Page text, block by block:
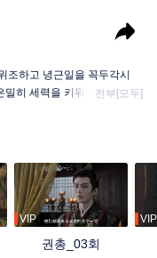
조하고 녕근일을 꼭두각시
밀히 세력을 키워 새로운 개
전부[모두]
VIP
권총_03회
VIP